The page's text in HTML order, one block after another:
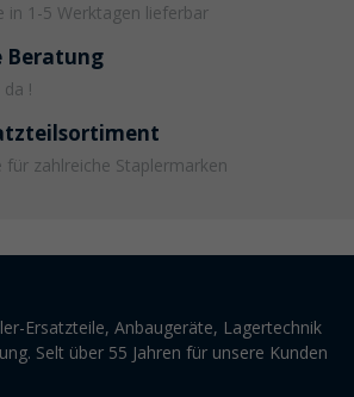
in 1-5 Werktagen lieferbar
Beratung
!
für zahlreiche Staplermarken
Ersatzteile, Anbaugeräte, Lagertechnik
Selt über 55 Jahren für unsere Kunden